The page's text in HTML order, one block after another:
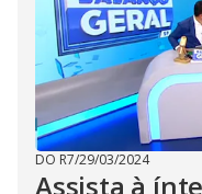
DO R7/29/03/2024
Assista à